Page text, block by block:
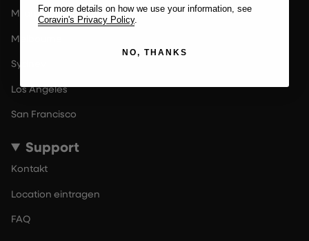
Milan
Melbourne
Sydney
Los Angeles
San Francisco
Support
Kontakt
Location eintragen
FAQ
For more details on how we use your information, see
Coravin's Privacy Policy
NO, THANKS